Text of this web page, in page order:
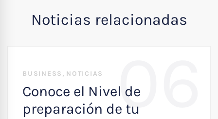
Noticias relacionadas
06
BUSINESS , NOTICIAS
Conoce el Nivel de
preparación de tu